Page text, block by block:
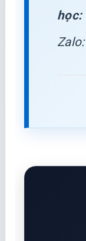
học:
Zalo: